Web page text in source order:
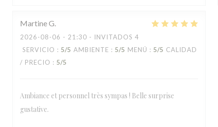
MartineG
2026-08-06 - 21:30 - INVITADOS 4
SERVICIO : 5/5 AMBIENTE : 5/5 MENÚ : 5/5 CALIDAD
/ PRECIO : 5/5
Ambiance et personnel très sympas ! Belle surprise
gustative.